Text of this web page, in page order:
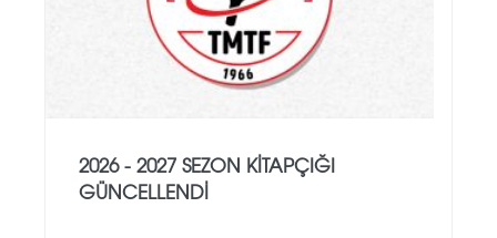
2026 - 2027 SEZON KITAPÇIĞI
GÜNCELLENDI